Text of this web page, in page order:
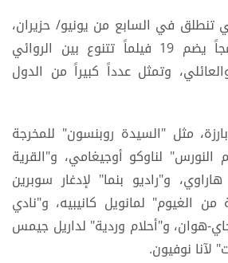
تنطلق في السابع من يونيو/ حزيران،
يقدم المهرجان برنامجاً يضم 19 فيلماً تتنوع بين الروائي
وتمثل عدداً كبيراً من الدول
مثل "السيدة روبنسون" للمخرجة
لناوكو أوجيغامي، و"القرية
و"راديو بنما" لإدغار سوبرين
الغيوم" لمانويل كانيبيه، و"نادي
هوان، و"أحلام وردية" لداريل جيمس
لآنا نوفيون.